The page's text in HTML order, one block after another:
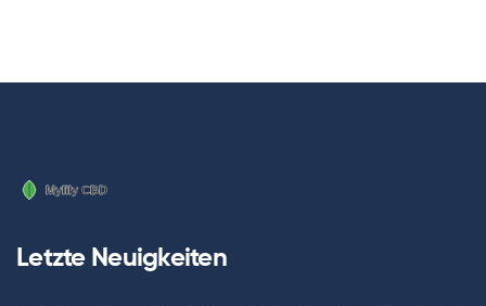
Letzte Neuigkeiten